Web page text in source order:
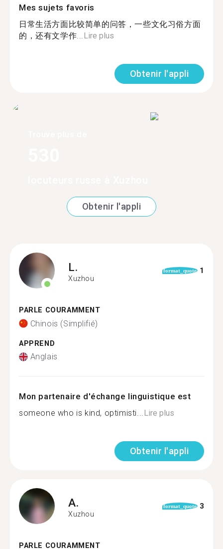
Mes sujets favoris
日常生活方面比较简单的问答，一些文化习俗方面
的，还有文学作... Lire plus
Obtenir l'appli
Obtenir l'appli
L.
Xuzhou
format_quote 1
PARLE COURAMMENT
Chinois (Simplifié)
APPREND
Anglais
Mon partenaire d'échange linguistique est
someone who is kind, optimisti...Lire plus
Obtenir l'appli
A.
Xuzhou
format_quote 3
PARLE COURAMMENT